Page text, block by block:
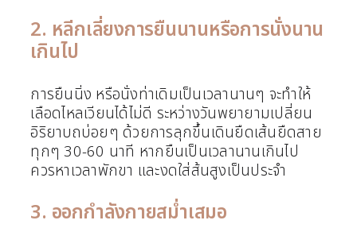
2. หลีกเลี่ยงการยืนนานหรือการนั่งนาน
เกินไป
การยืนนิ่ง หรือนั่งท่าเดิมเป็นเวลานานๆ จะทำให้
เลือดไหลเวียนได้ไม่ดี ระหว่างวันพยายามเปลี่ยน
อิริยาบถบ่อยๆ ด้วยการลุกขึ้นเดินยืดเส้นยืดสาย
ทุกๆ 30-60 นาที หากยืนเป็นเวลานานเกินไป
ควรหาเวลาพักขา และงดใส่ส้นสูงเป็นประจำ
3. ออกกำลังกายสม่ำเสมอ